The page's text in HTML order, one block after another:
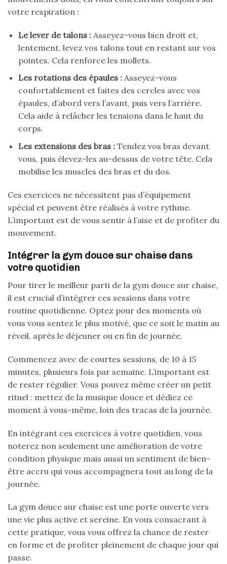
votre respiration :
Le lever de talons :Asseyez-vous bien droit et,
lentement, levez vos talons tout en restant sur vos
pointes. Cela renforce les mollets.
Les rotations des épaules :Asseyez-vous
confortablement et faites des cercles avec vos
épaules, d’abord vers l’avant, puis vers l’arrière.
Cela aide à relâcher les tensions dans le haut du
corps.
Les extensions des bras :Tendez vos bras devant
vous, puis élevez-les au-dessus de votre tête. Cela
mobilise les muscles des bras et du dos.
Ces exercices ne nécessitent pas d’équipement
spécial et peuvent être réalisés à votre rythme.
L’important est de vous sentir à l’aise et de profiter du
mouvement.
Intégrer la gym douce sur chaise dans
votre quotidien
Pour tirer le meilleur parti de la gym douce sur chaise,
il est crucial d’intégrer ces sessions dans votre
routine quotidienne. Optez pour des moments où
vous vous sentez le plus motivé, que ce soit le matin au
réveil, après le déjeuner ou en fin de journée.
Commencez avec de courtes sessions, de 10 à 15
minutes, plusieurs fois par semaine. L’important est
de rester régulier. Vous pouvez même créer un petit
rituel : mettez de la musique douce et dédiez ce
moment à vous-même, loin des tracas de la journée.
En intégrant ces exercices à votre quotidien, vous
noterez non seulement une amélioration de votre
condition physique mais aussi un sentiment de bien-
être accru qui vous accompagnera tout au long de la
journée.
La gym douce sur chaise est une porte ouverte vers
une vie plus active et sereine. En vous consacrant à
cette pratique, vous vous offrez la chance de rester
en forme et de profiter pleinement de chaque jour qui
passe.